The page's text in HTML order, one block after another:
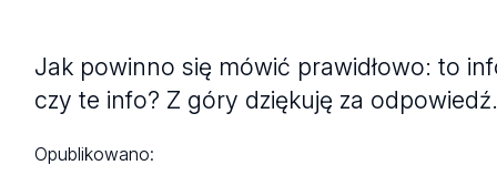
Jak powinno się mówić prawidłowo: to
czy te info? Z góry dziękuję za
Opublikowano: